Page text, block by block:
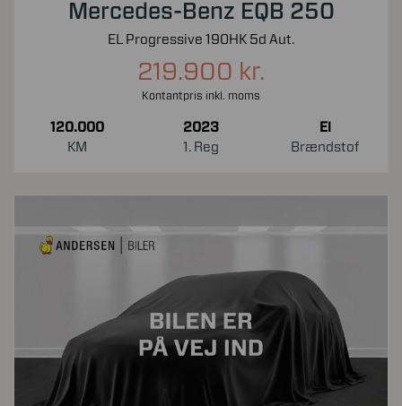
Mercedes-Benz EQB 250
EL Progressive 190HK 5d Aut.
219.900 kr.
Kontantpris inkl. moms
120.000
KM
2023
1. Reg
El
Brændstof